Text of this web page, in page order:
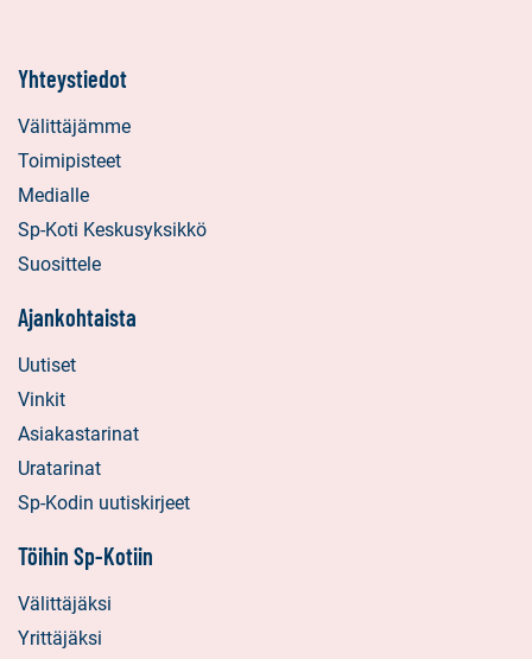
Yhteystiedot
Välittäjämme
Toimipisteet
Medialle
Sp-Koti Keskusyksikkö
Suosittele
Ajankohtaista
Uutiset
Vinkit
Asiakastarinat
Uratarinat
Sp-Kodin uutiskirjeet
Töihin Sp-Kotiin
Välittäjäksi
Yrittäjäksi